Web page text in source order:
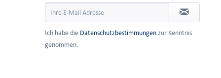
Ich habe die Datenschutzbestimmungen zur Kenntnis
genommen.